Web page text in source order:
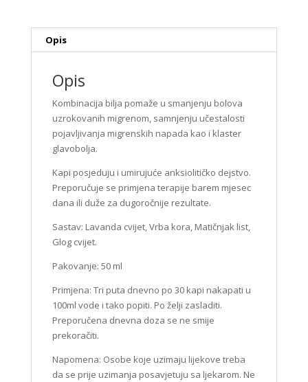
Opis
Opis
Kombinacija bilja pomaže u smanjenju bolova
uzrokovanih migrenom, samnjenju učestalosti
pojavljivanja migrenskih napada kao i klaster
glavobolja.
Kapi posjeduju i umirujuće anksiolitičko dejstvo.
Preporučuje se primjena terapije barem mjesec
dana ili duže za dugoročnije rezultate.
Sastav: Lavanda cvijet, Vrba kora, Matičnjak list,
Glog cvijet.
Pakovanje: 50 ml
Primjena: Tri puta dnevno po 30 kapi nakapati u
100ml vode i tako popiti. Po želji zasladiti.
Preporučena dnevna doza se ne smije
prekoračiti.
Napomena: Osobe koje uzimaju lijekove treba
da se prije uzimanja posavjetuju sa ljekarom. Ne